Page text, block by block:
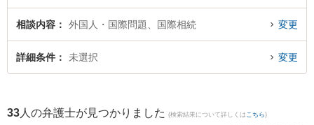
際相続のトラブルを今すぐに弁護士に相談したい』『国際相続のトラブル解決
の実績豊富な近くの弁護士を検索したい』『初回相談無料で国際相続を法律相
談できる広島県内の弁護士に相談予約したい』などでお困りの相談者さんにお
相談内容 外国人・国際問題、国際相続 変更
詳細条件 未選択 変更
33 人の弁護士が見つかりました (検索結果について詳しくは こちら)